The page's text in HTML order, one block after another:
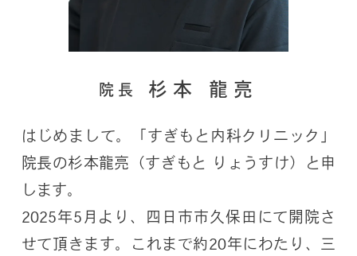
院 長 杉本 龍亮
はじめまして。「すぎもと内科クリニック」
院長の杉本龍亮（すぎもと りょうすけ）と申
します。
2025年5月より、四日市市久保田にて開院さ
せて頂きます。これまで約20年にわたり、三